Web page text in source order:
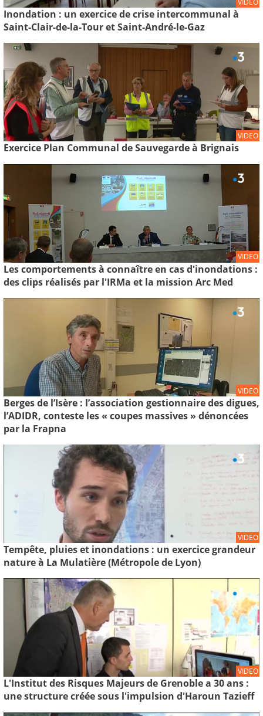
VIDEO
Inondation : un exercice de crise intercommunal à
Saint-Clair-de-la-Tour et Saint-André-le-Gaz
VIDEO
Exercice Plan Communal de Sauvegarde à Brignais
VIDEO
Les comportements à connaître en cas d'inondations :
des clips réalisés par l'IRMa et la mission Arc Med
VIDEO
Berges de l’Isère : l’association gestionnaire des digues,
l’ADIDR, conteste les « coupes massives » dénoncées
par la Frapna
VIDEO
Tempête, pluies et inondations : un exercice grandeur
nature à La Mulatière (Métropole de Lyon)
VIDEO
L'Institut des Risques Majeurs de Grenoble a 30 ans :
une structure créée sous l'impulsion d'Haroun Tazieff